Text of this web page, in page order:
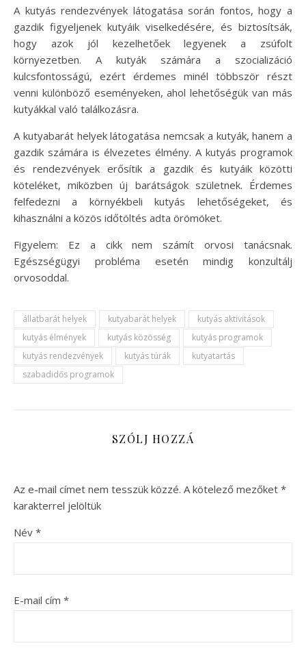
A kutyás rendezvények látogatása során fontos, hogy a
gazdik figyeljenek kutyáik viselkedésére, és biztosítsák,
hogy azok jól kezelhetőek legyenek a zsúfolt
környezetben. A kutyák számára a szocializáció
kulcsfontosságú, ezért érdemes minél többször részt
venni különböző eseményeken, ahol lehetőségük van más
kutyákkal való találkozásra.
A kutyabarát helyek látogatása nemcsak a kutyák, hanem a
gazdik számára is élvezetes élmény. A kutyás programok
és rendezvények erősítik a gazdik és kutyáik közötti
köteléket, miközben új barátságok születnek. Érdemes
felfedezni a környékbeli kutyás lehetőségeket, és
kihasználni a közös időtöltés adta örömöket.
Figyelem: Ez a cikk nem számít orvosi tanácsnak.
Egészségügyi probléma esetén mindig konzultálj
orvosoddal.
állatbarát helyek kutyabarát helyek
kutyás aktivitások
kutyás élmények
kutyás közösség
kutyás programok
kutyás rendezvények
kutyás túrák
kutyatartás
szabadidős programok
SZÓLJ HOZZÁ
Az e-mail címet nem tesszük közzé. A kötelező mezőket *
karakterrel jelöltük
Név *
E-mail cím *